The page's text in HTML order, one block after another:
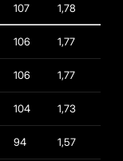
107 1,78
106 1,77
106 1,77
104 1,73
94 1,57